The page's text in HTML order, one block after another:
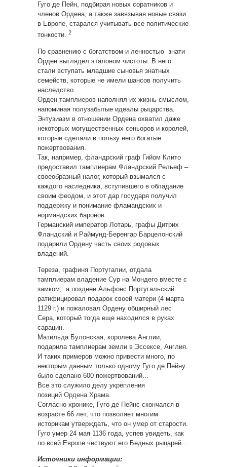
Гуго де Пейн, подбирая новых соратников и
членов Ордена, а также завязывая новые связи
в Европе, старался учитывать все политические
тонкости. 2
По сравнению с богатством и ленностью знати
Орден выглядел эталоном чистоты. В него
стали вступать младшие сыновья знатных
семейств, которые не имели шансов получить
наследство.
Орден тамплиеров наполнял их жизнь смыслом,
напоминая полузабытые идеалы рыцарства.
Энтузиазм в отношении Ордена охватил даже
некоторых могущественных сеньоров и королей,
которые сделали в пользу него богатые
пожертвования.
Так, например, фландрский граф Гийом Клито
предоставил тамплиерам Фландрский Рельеф –
своеобразный налог, который взымался с
каждого наследника, вступившего в обладание
своим феодом, и этот дар государя получил
поддержку и понимание фламандских и
нормандских баронов.
Германский император Лотарь, графы Дитрих
Фландский и Раймунд-Беренгар Барцелонский
подарили Ордену часть своих родовых
владений.
Тереза, графиня Португалии, отдала
тамплиерам владение Сур на Мондего вместе с
замком, а позднее Альфонс Португальский
ратифицировал подарок своей матери (4 марта
1129 г.) и пожаловал Ордену обширный лес
Сера, который тогда еще находился в руках
сарацин.
Матильда Булонская, королева Англии,
подарила тамплиерам земли в Эссексе, Англия.
И таких примеров можно привести много, по
некторым данным только одному Гуго де Пейну
было сделано 600 пожертвований…
Все это служило делу укрепления
позиций Ордена Храма
Согласно хронике, Гуго де Пейнс скончался в
возрасте 66 лет, что позволяет многим
историкам утверждать, что он умер от старости.
Гуго умер 24 мая 1136 года, успев увидеть, как
по всей Европе чествуют его Бедных рыцарей…
Источники информации: